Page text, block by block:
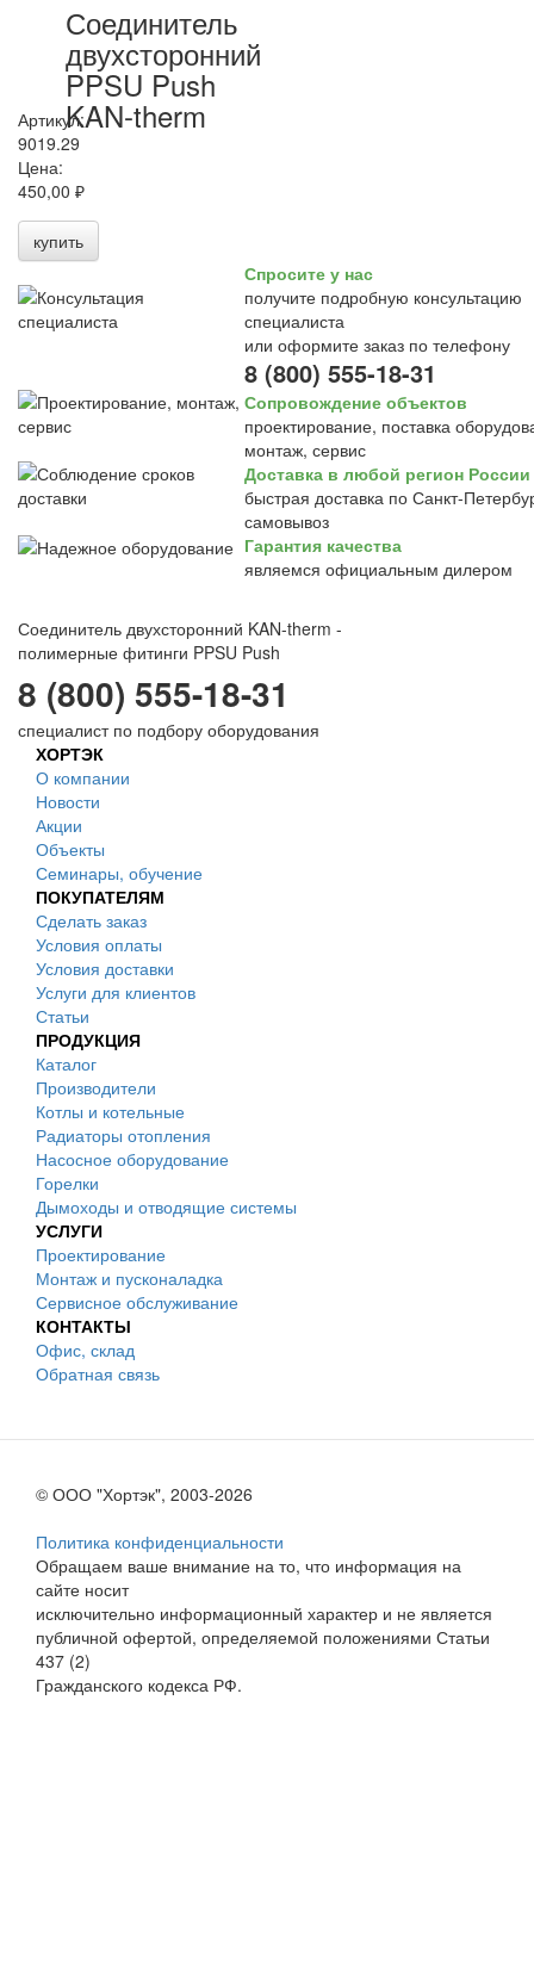
Соединитель
двухсторонний
PPSU Push
KAN-therm
Артикул:
9019.29
Цена:
450,00 ₽
купить
Спросите у нас
получите подробную консультацию
специалиста
или оформите заказ по телефону
8 (800) 555-18-31
Сопровождение объектов
проектирование, поставка
монтаж, сервис
Доставка в любой регион России
быстрая доставка по Санкт-
самовывоз
Гарантия качества
являемся официальным дилером
Соединитель двухсторонний KAN-therm -
полимерные фитинги PPSU Push
8 (800) 555-18-31
специалист по подбору оборудования
ХОРТЭК
О компании
Новости
Акции
Объекты
Семинары, обучение
ПОКУПАТЕЛЯМ
Сделать заказ
Условия оплаты
Условия доставки
Услуги для клиентов
Статьи
ПРОДУКЦИЯ
Каталог
Производители
Котлы и котельные
Радиаторы отопления
Насосное оборудование
Горелки
Дымоходы и отводящие системы
УСЛУГИ
Проектирование
Монтаж и пусконаладка
Сервисное обслуживание
КОНТАКТЫ
Офис, склад
Обратная связь
© ООО "Хортэк", 2003-2026
Политика конфиденциальности
Обращаем ваше внимание на то, что информация на
сайте носит
исключительно информационный характер и не является
публичной офертой, определяемой положениями Статьи
437 (2)
Гражданского кодекса РФ.